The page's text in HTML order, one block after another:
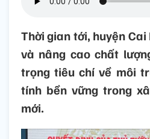
Thời gian tới, huyện
và nâng cao chất
trọng tiêu chí về môi
tính bền vững trong
mới.